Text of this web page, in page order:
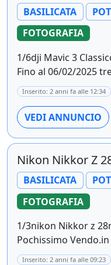
BASILICATA
FOTOGRAFIA
1/6dji Mavic 3
Fino al 06/02/2025
Inserito: 2 anni fa alle 12:34
VEDI ANNUNCIO
Nikon Nikkor Z
BASILICATA
FOTOGRAFIA
1/3nikon Nikkor z
Pochissimo Vendo.in
Inserito: 2 anni fa alle 09:23